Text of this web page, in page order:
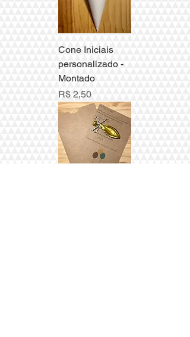
Cone Iniciais
personalizado -
Montado
Preço
R$ 2,50